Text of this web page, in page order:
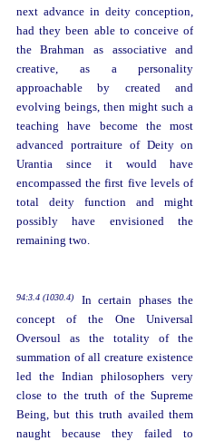
next advance in deity conception,
had they been able to conceive of
the Brahman as associative and
creative, as a personality
approachable by created and
evolving beings, then might such a
teaching have become the most
advanced portraiture of Deity on
Urantia since it would have
encompassed the first five levels of
total deity function and might
possibly have envisioned the
remaining two.
94:3.4 (1030.4)
In certain phases the
concept of the One Universal
Oversoul as the totality of the
summation of all creature existence
led the Indian philosophers very
close to the truth of the Supreme
Being, but this truth availed them
naught because they failed to